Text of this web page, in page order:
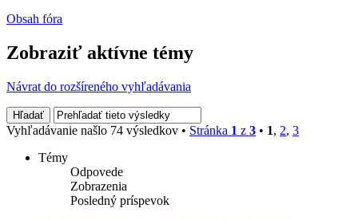
Obsah fóra
Zobraziť aktívne témy
Návrat do rozšíreného vyhľadávania
Vyhľadávanie našlo 74 výsledkov • Stránka 1 z 3 • 1, 2, 3
Témy
Odpovede
Zobrazenia
Posledný príspevok